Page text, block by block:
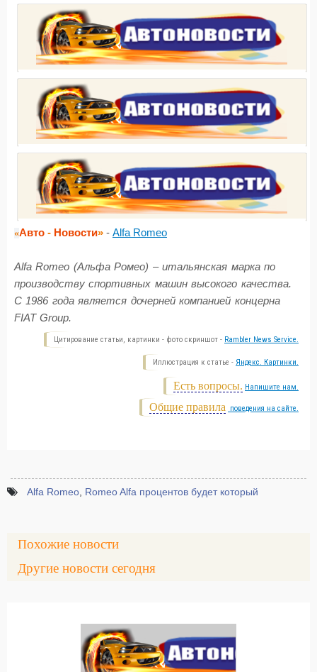
«Авто - Новости» - Alfa Romeo
Alfa Romeo (Альфа Ромео) – итальянская марка по
производству спортивных машин высокого качества.
С 1986 года является дочерней компанией концерна
FIAT Group.
Цитирование статьи, картинки - фото скриншот - Rambler News Service.
Иллюстрация к статье - Яндекс. Картинки.
Есть вопросы. Напишите нам.
Общие правила поведения на сайте.
Alfa Romeo Romeo Alfa процентов будет который
Похожие новости
Другие новости сегодня